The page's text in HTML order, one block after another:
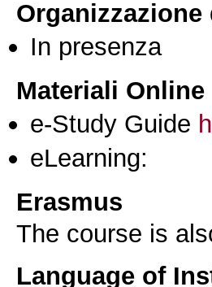
In presenza
Materiali Online
e-Study Guide
eLearning:
Erasmus
The course is
Language of